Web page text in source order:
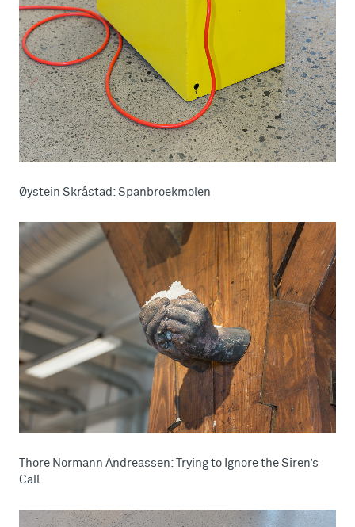
Øystein Skråstad: Spanbroekmolen
Thore Normann Andreassen: Trying to Ignore the Siren’s
Call